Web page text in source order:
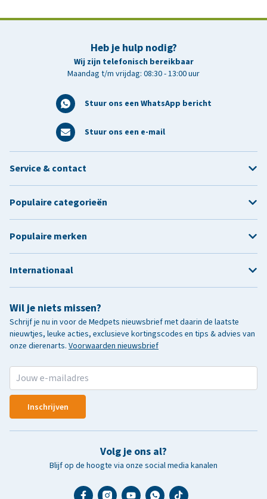
Heb je hulp nodig?
Wij zijn telefonisch bereikbaar
Maandag t/m vrijdag: 08:30 - 13:00 uur
Stuur ons een WhatsApp bericht
Stuur ons een e-mail
Wil je niets missen?
Schrijf je nu in voor de Medpets nieuwsbrief met daarin de laatste
nieuwtjes, leuke acties, exclusieve kortingscodes en tips & advies van
onze dierenarts. Voorwaarden nieuwsbrief
Inschrijven
Volg je ons al?
Blijf op de hoogte via onze social media kanalen
Service & contact
Populaire categorieën
Populaire merken
Internationaal